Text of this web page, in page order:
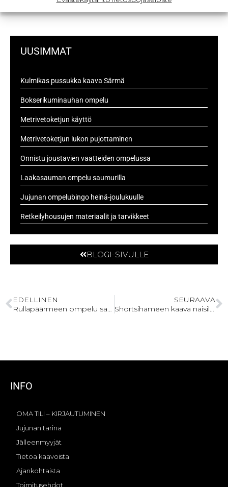
UUSIMMAT
Kulmikas pussukka kaava Särmä
Bokserikuminauhan ompelu
Metrivetoketjun käyttö
Metrivetoketjun lukon pujottaminen
Onnistu joustavien vaatteiden ompelussa
Laakasauman ompelu saumurilla
Jujunan ompelubingo heinä-joulukuulle
Retkeilyhousujen materiaalit ja tarvikkeet
BLOGI-SIVULLE
t
e
e
s
t
a
t
s
p
c
e
b
o
k
ö
o
EDELLINEN
SEURAAVA
INFO
OMA TILI – KIRJAUTUMINEN
Jujunan tarina
Jälleenmyyjät
Tietoa kaavoista
Ajankohtaista
Toimitusehdot